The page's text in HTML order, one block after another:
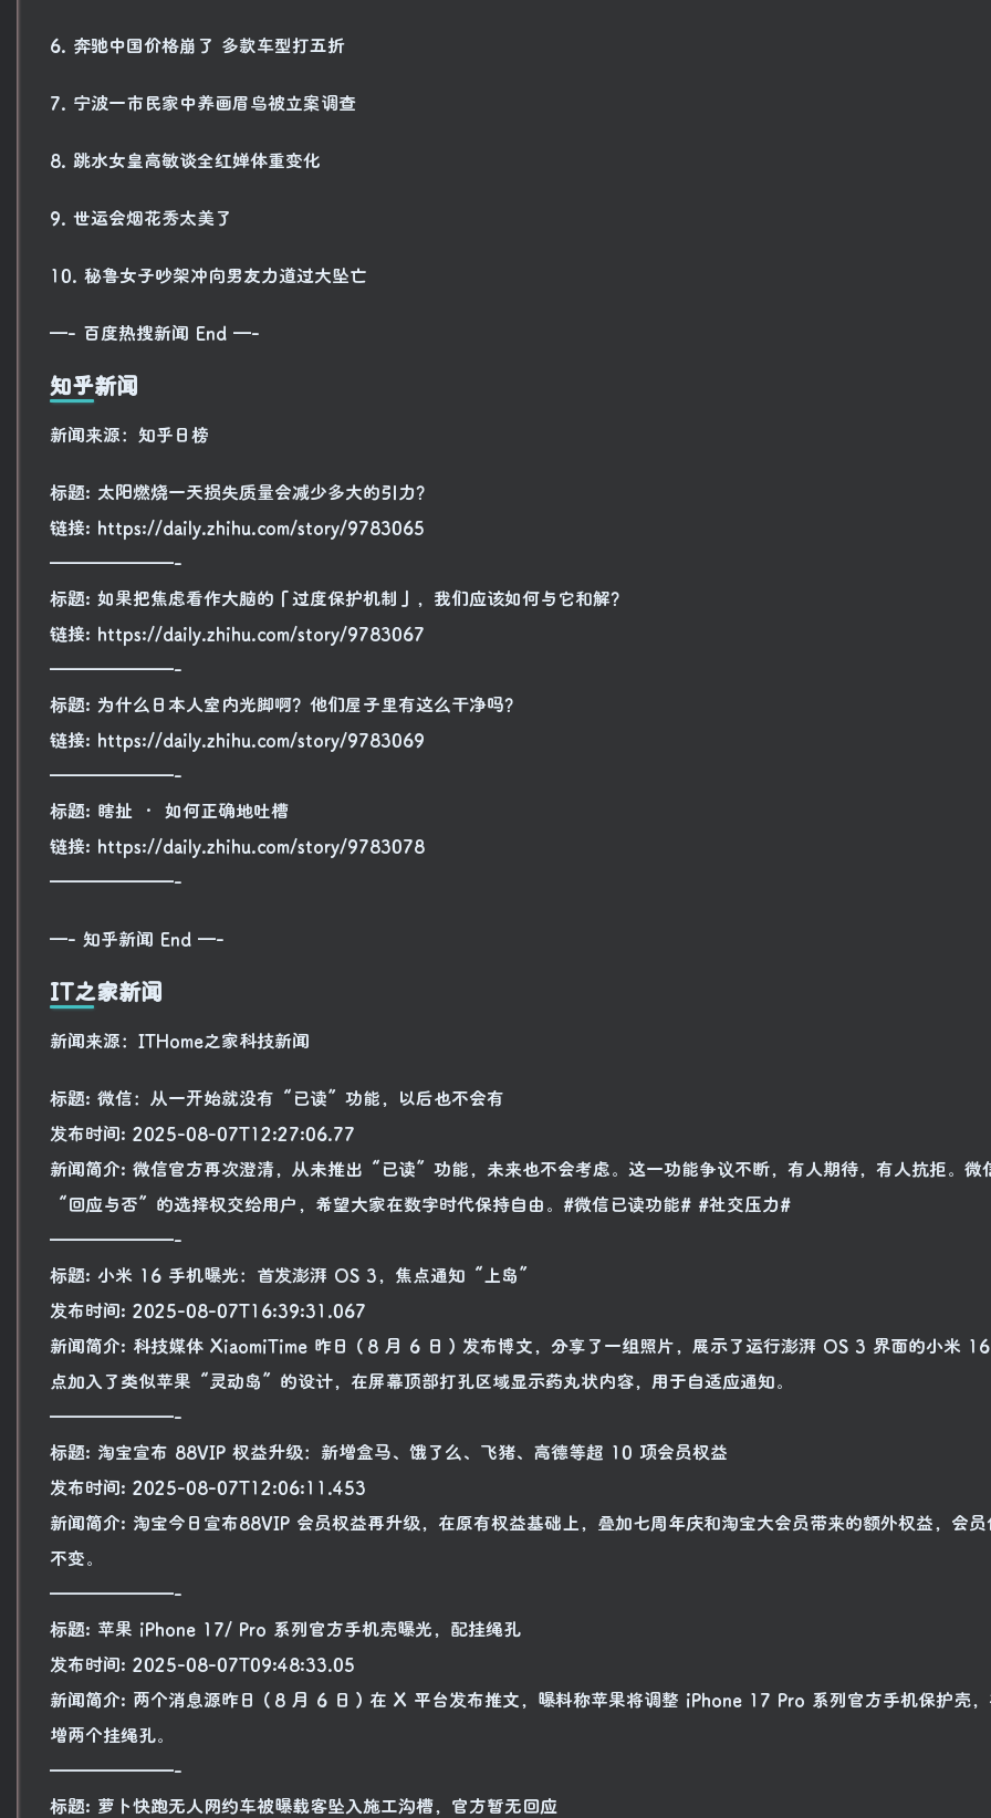
6. 奔驰中国价格崩了 多款车型打五折
7. 宁波一市民家中养画眉鸟被立案调查
8. 跳水女皇高敏谈全红婵体重变化
9. 世运会烟花秀太美了
10. 秘鲁女子吵架冲向男友力道过大坠亡
—- 百度热搜新闻 End —-
知乎新闻
新闻来源：知乎日榜
标题: 太阳燃烧一天损失质量会减少多大的引力？
链接: https://daily.zhihu.com/story/9783065
———————-
标题: 如果把焦虑看作大脑的「过度保护机制」，我们应该如何与它和解？
链接: https://daily.zhihu.com/story/9783067
———————-
标题: 为什么日本人室内光脚啊？他们屋子里有这么干净吗？
链接: https://daily.zhihu.com/story/9783069
———————-
标题: 瞎扯 · 如何正确地吐槽
链接: https://daily.zhihu.com/story/9783078
———————-
—- 知乎新闻 End —-
IT之家新闻
新闻来源：ITHome之家科技新闻
标题: 微信：从一开始就没有“已读”功能，以后也不会有
发布时间: 2025-08-07T12:27:06.77
新闻简介: 微信官方再次澄清，从未推出“已读”功能，未来也不会考虑。这一功能争议不断，有人期待，有人抗拒。微
“回应与否”的选择权交给用户，希望大家在数字时代保持自由。#微信已读功能# #社交压力#
———————-
标题: 小米 16 手机曝光：首发澎湃 OS 3，焦点通知“上岛”
发布时间: 2025-08-07T16:39:31.067
新闻简介: 科技媒体 XiaomiTime 昨日（8 月 6 日）发布博文，分享了一组照片，展示了运行澎湃 OS 3 界面的小米
点加入了类似苹果“灵动岛”的设计，在屏幕顶部打孔区域显示药丸状内容，用于自适应通知。
———————-
标题: 淘宝宣布 88VIP 权益升级：新增盒马、饿了么、飞猪、高德等超 10 项会员权益
发布时间: 2025-08-07T12:06:11.453
新闻简介: 淘宝今日宣布88VIP 会员权益再升级，在原有权益基础上，叠加七周年庆和淘宝大会员带来的额外权益，会
不变。
———————-
标题: 苹果 iPhone 17/ Pro 系列官方手机壳曝光，配挂绳孔
发布时间: 2025-08-07T09:48:33.05
新闻简介: 两个消息源昨日（8 月 6 日）在 X 平台发布推文，曝料称苹果将调整 iPhone 17 Pro 系列官方手机保护壳
增两个挂绳孔。
———————-
标题: 萝卜快跑无人网约车被曝载客坠入施工沟槽，官方暂无回应